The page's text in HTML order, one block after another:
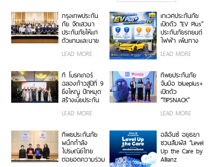
กรุงเทพประกัน
ภัย จัดเสวนา
ประกันภัยให้แก่
ตัวแทนและนาย
วินาศภัย เสริม
ประกันภัยให้
แข็งแกร่งยิ่งขึ้น
LEAD MORE
เทเวศประกันภัย
เปิดตัว “EV Plus”
ประกันภัยรถยนต์
ไฟฟ้า เพิ่มทาง
คุ้มครองสำหรับผู้
LEAD MORE
ที โบรคเกอร์
ฉลองก้าวสู่ปีที่ 9
ยิ่งใหญ่ ปักหมุด
สร้างเบี้ยประกัน
บาท จัดงานมอบ
เชิดชูเกียรติสุด
ยอดนายหน้า
200 ราย “Top
Sales 2026”
LEAD MORE
ทิพยประกันภัย
จับมือ blueplus+
เปิดตัว
“TIPSNACK”
เดือนแบบ
ครั้งแรกของไทย
เพิ่ม-ลด-หยุด
แผนได้ทุกเมื่อ
ไม่มีข้อผูกมัด
LEAD MORE
ทิพยประกันภัย
ผนึกกำลัง
ไปรษณีย์ไทย
ต่อยอดความร่วม
อลิอันซ์ อยุธยา
ชวนสัมผัส “Level
Up the Care by
Allianz